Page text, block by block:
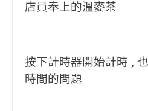
店員奉上的溫麥茶
按下計時器開始計時 ,
時間的問題